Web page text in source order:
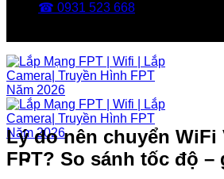
☎ 0931 523 668
Lý do nên chuyển WiFi
FPT? So sánh tốc độ –